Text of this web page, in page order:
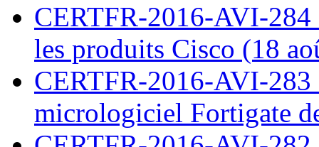
CERTFR-2016-AVI-
les produits Cisco (18
CERTFR-2016-AVI-
micrologiciel Fortigate